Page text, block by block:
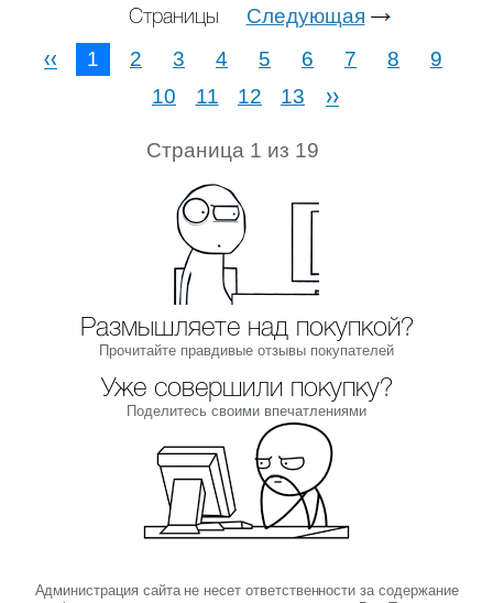
Страницы
Следующая
1
2 3 4 5 6 7 8
9
10
11 12 13
Страница 1 из 19
Размышляете над покупкой?
Прочитайте правдивые отзывы покупателей
Уже совершили покупку?
Поделитесь своими впечатлениями
Администрация сайта не несет ответственности за содержание